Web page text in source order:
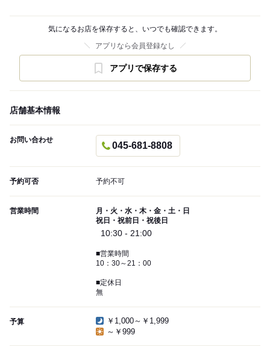
気になるお店を保存すると、いつでも確認できます。
アプリなら会員登録なし
アプリで保存する
店舗基本情報
お問い合わせ
045-681-8808
予約可否 予約不可
営業時間
月・火・水・木・金・土・日
祝日・祝前日・祝後日
10:30 - 21:00
■営業時間
10：30～21：00
■定休日
無
予算
￥1,000～￥1,999
～￥999